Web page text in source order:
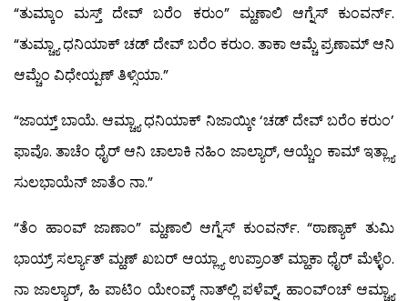
“ತುಮ್ಕಾಂ ಮಸ್ತ್ ದೇವ್ ಬರೆಂ ಕರುಂ” ಮ್ಹಣಾಲಿ ಆಗ್ನೆಸ್ ಕುಂವರ್ನ್.
“ತುಮ್ಚ್ಯಾ ಧನಿಯಾಕ್ ಚಡ್ ದೇವ್ ಬರೆಂ ಕರುಂ. ತಾಕಾ ಆಮ್ಚೆ ಪ್ರಣಾಮ್ ಆನಿ
ಆಮ್ಚೆಂ ವಿಧೇಯ್ಪಣ್ ತಿಳ್ಸಿಯಾ.”
“ಜಾಯ್ತ್ ಬಾಯೆ. ಆಮ್ಚ್ಯಾ ಧನಿಯಾಕ್ ನಿಜಾಯ್ಕೀ ‘ಚಡ್ ದೇವ್ ಬರೆಂ ಕರುಂ’
ಫಾವೊ. ತಾಚೆಂ ಧೈರ್ ಆನಿ ಚಾಲಾಕಿ ನಹಿಂ ಜಾಲ್ಯಾರ್, ಆಯ್ಚೆಂ ಕಾಮ್ ಇತ್ಲ್ಯಾ
ಸುಲಭಾಯೆನ್ ಜಾತೆಂ ನಾ.”
“ತೆಂ ಹಾಂವ್ ಜಾಣಾಂ” ಮ್ಹಣಾಲಿ ಆಗ್ನೆಸ್ ಕುಂವರ್ನ್. “ಠಾಣ್ಯಾಕ್ ತುಮಿ
ಭಾಯ್ರ್ ಸರ್ಲ್ಯಾತ್ ಮ್ಹಣ್ ಖಬರ್ ಆಯ್ಲ್ಯಾ ಉಪ್ರಾಂತ್ ಮ್ಹಾಕಾ ಧೈರ್ ಮೆಳ್ಳೆಂ.
ನಾ ಜಾಲ್ಯಾರ್, ಹಿ ಪಾಟಿಂ ಯೇಂವ್ಕ್ ನಾತ್‍ಲ್ಲಿ ಪಳೆವ್ನ್, ಹಾಂವ್‍ಂಚ್ ಆಮ್ಚ್ಯಾ